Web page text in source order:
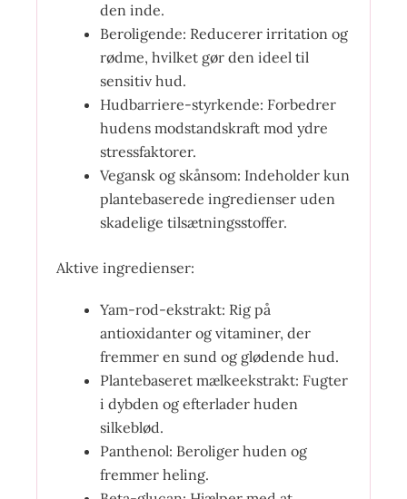
den inde.
Beroligende: Reducerer irritation og
rødme, hvilket gør den ideel til
sensitiv hud.
Hudbarriere-styrkende: Forbedrer
hudens modstandskraft mod ydre
stressfaktorer.
Vegansk og skånsom: Indeholder kun
plantebaserede ingredienser uden
skadelige tilsætningsstoffer.
Aktive ingredienser:
Yam-rod-ekstrakt: Rig på
antioxidanter og vitaminer, der
fremmer en sund og glødende hud.
Plantebaseret mælkeekstrakt: Fugter
i dybden og efterlader huden
silkeblød.
Panthenol: Beroliger huden og
fremmer heling.